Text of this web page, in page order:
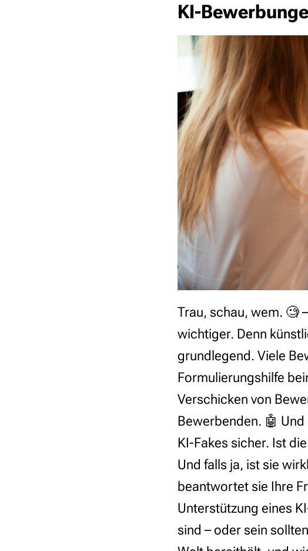
KI-
Trau, schau, wem. 🧐
wichtiger. Denn
grundlegend. Viele
Formulierungshilfe
Verschicken von
Bewerbenden. 🤖
KI-Fakes sicher. Ist
Und falls ja, ist sie
beantwortet sie Ihre
Unterstützung eines
sind – oder sein